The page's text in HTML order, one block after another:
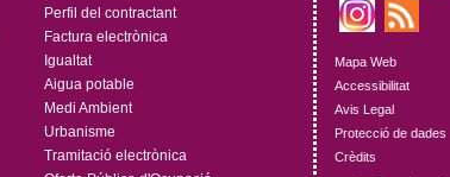
Perfil del contractant
Factura electrònica
Igualtat
Aigua potable
Medi Ambient
Urbanisme
Tramitació electrònica
Mapa Web
Accessibilitat
Avis Legal
Protecció de dades
Crèdits